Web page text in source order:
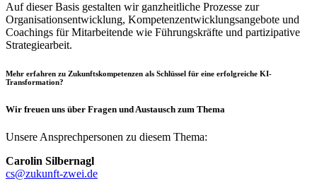
Auf dieser Basis gestalten wir ganzheitliche Prozesse zur
Organisationsentwicklung, Kompetenzentwicklungsangebote und
Coachings für Mitarbeitende wie Führungskräfte und partizipative
Strategiearbeit.
Mehr erfahren zu Zukunftskompetenzen als Schlüssel für eine erfolgreiche KI-
Transformation?
Wir freuen uns über Fragen und Austausch zum Thema
Unsere Ansprechpersonen zu diesem Thema:
Carolin Silbernagl
cs@zukunft-zwei.de